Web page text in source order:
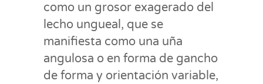
como un grosor exagerado del
lecho ungueal, que se
manifiesta como una uña
angulosa o en forma de gancho
de forma y orientación variable,